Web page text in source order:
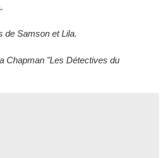
de Samson et Lila.
Chapman "Les Détectives du